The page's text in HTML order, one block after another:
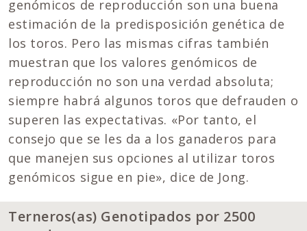
genómicos de reproducción son una buena
estimación de la predisposición genética de
los toros. Pero las mismas cifras también
muestran que los valores genómicos de
reproducción no son una verdad absoluta;
siempre habrá algunos toros que defrauden o
superen las expectativas. «Por tanto, el
consejo que se les da a los ganaderos para
que manejen sus opciones al utilizar toros
genómicos sigue en pie», dice de Jong.
Terneros(as) Genotipados por 2500